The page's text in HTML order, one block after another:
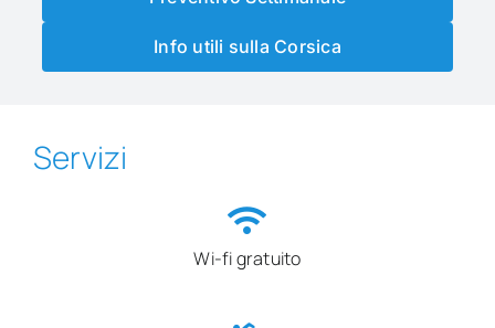
Info utili sulla Corsica
Servizi
Wi-fi gratuito